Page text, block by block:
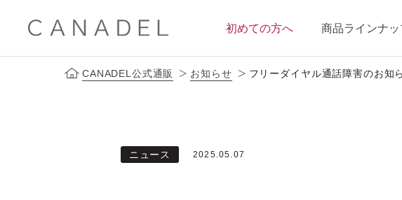
初めての方へ 商品ラインナッ
ブランドコンセプト ベストコスメ
定期便サービス 会員ステージ・ポイント
CANADEL公式通販 お知らせ フリーダイヤル通話障害のお知
ニュース 2025.05.07